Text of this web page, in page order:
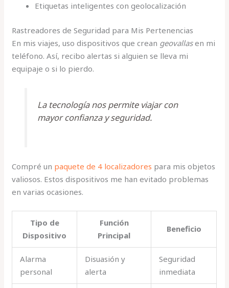
Etiquetas inteligentes con geolocalización
Rastreadores de Seguridad para Mis Pertenencias
En mis viajes, uso dispositivos que crean geovallasen mi
teléfono. Así, recibo alertas si alguien se lleva mi
equipaje o si lo pierdo.
La tecnología nos permite viajar con
mayor confianza y seguridad.
Compré un paquete de 4 localizadores para mis objetos
valiosos. Estos dispositivos me han evitado problemas
en varias ocasiones.
Tipo de
Dispositivo
Función
Principal
Beneficio
Alarma
personal
Disuasión y
alerta
Seguridad
inmediata